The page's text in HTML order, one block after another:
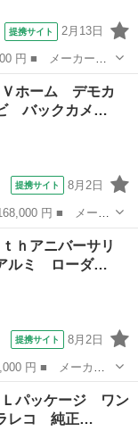
提携サイト 2月13日
■ グレード
ドア枚数： 5D ■
Ｖホーム デモカ
バックカメ…
提携サイト 8月2日
ド名： ｅ：ＨＥ
クカメラ ドラレ
ｈアニバーサリ
ルミ ローダ…
提携サイト 8月2日
名： Ｇ・１０ｔ
ーダウン ＥＴ
Ｌパッケージ ワン
レコ 純正…